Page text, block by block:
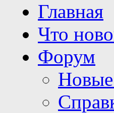
Главная
Что
Форум